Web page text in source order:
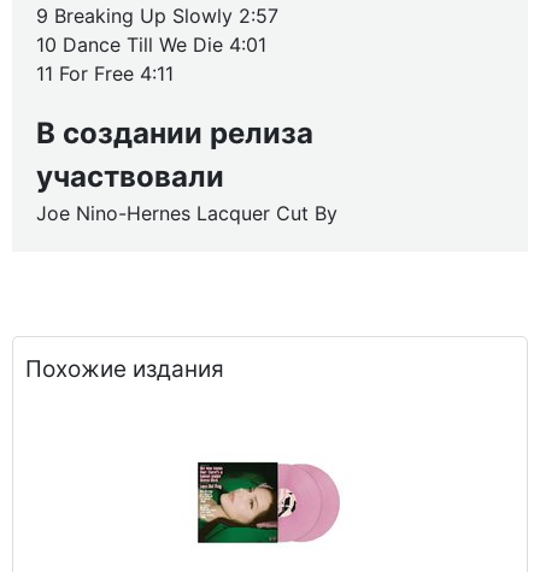
9 Breaking Up Slowly 2:57
10 Dance Till We Die 4:01
11 For Free 4:11
В создании релиза
участвовали
Joe Nino-Hernes Lacquer Cut By
Похожие издания